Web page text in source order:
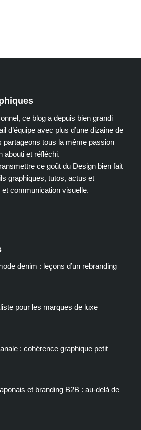
ce blog a depuis bien grandi
d’équipe avec plus d’une dizaine de
partageons tous la même passion
abouti et réfléchi.
ce goût du Design bien fait
graphiques, tutos, actus et
communication visuelle.
denim : leçons d’un rebranding
pour les marques de luxe
: cohérence graphique petit
et branding B2B : au-delà de